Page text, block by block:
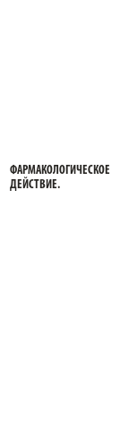
ФАРМАКОЛОГИЧЕСКОЕ
ДЕЙСТВИЕ.